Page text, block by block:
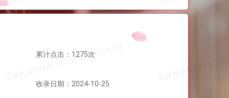
累计点击：1275次
收录日期：2024-10-25